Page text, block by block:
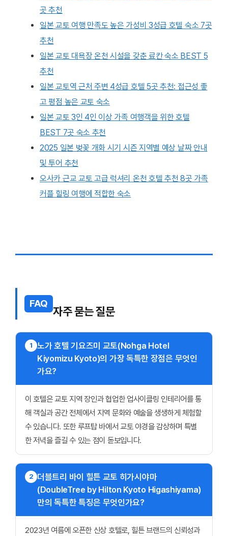
곳 추천
일본 교토 여행 만족도 높은 가성비 3성급 호텔 숙소 7곳
추천
일본 교토 대욕장 온천 시설을 갖춘 료칸 숙소 BEST 5
추천
일본 교토역 근처 주변 4성급 호텔 5곳 추천: 접근성 좋
고 평점 높은 교토 숙소
일본 교토 3인 4인 이상 가족 여행객을 위한 호텔
BEST 7곳 숙소 추천
2025 일본 벚꽃 개화 시기 시즌 지역별 예상 날짜 안내
및 투어 추천
오사카 근교 교토 고급 럭셔리 온천 호텔 추천 8곳 가족
커플 힐링 여행에 적합한 숙소
FAQ
자주 묻는 질문
1
노가 호텔 기요즈미 교토(Nohga Hotel
Kiyomizu Kyoto)의 가장 독특한 장점은 무엇인
가요?
이 호텔은 교토 지역 장인과 협업한 업사이클링 인테리어를 통
해 객실과 공간 전체에서 지역 문화와 예술을 생생하게 체험할
수 있습니다. 또한 루프탑 바에서 교토 야경을 감상하며 특별
한 저녁을 즐길 수 있는 점이 돋보입니다.
2 더블트리 바이 힐튼 교토 히가시야마
(DoubleTree by Hilton Kyoto Higashiyama)
만의 독특한 특징은 무엇인가요?
2023년 여름에 오픈한 신상 호텔로, 힐튼 브랜드의 신뢰성과